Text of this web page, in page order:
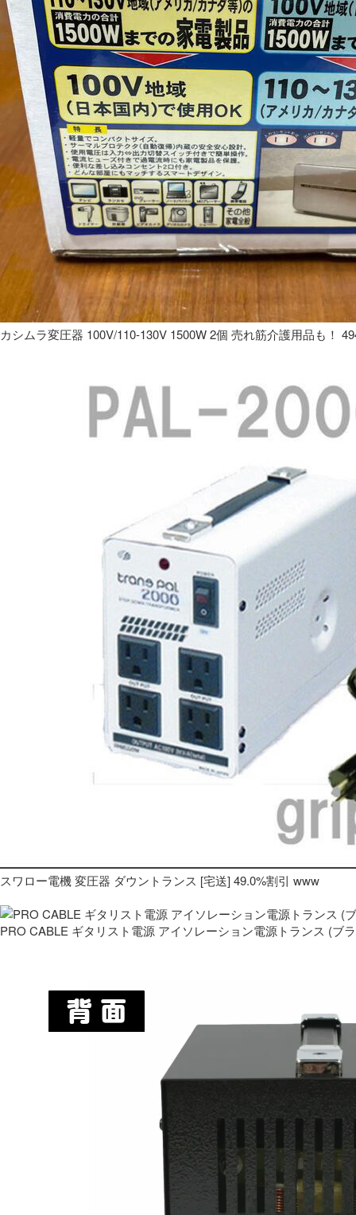
カシムラ変圧器 100V/110-130V 1500W 2個 売れ筋介護用品も！
スワロー電機 変圧器 ダウントランス [宅送] 49.0%割引 www
PRO CABLE ギタリスト電源 アイソレーション電源トランス (ブ